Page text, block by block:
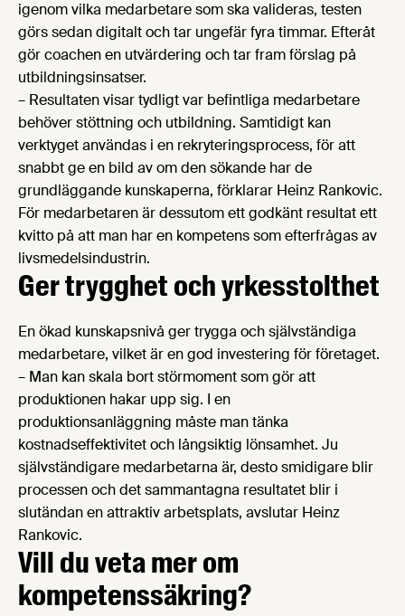
igenom vilka medarbetare som ska valideras, testen
görs sedan digitalt och tar ungefär fyra timmar. Efteråt
gör coachen en utvärdering och tar fram förslag på
utbildningsinsatser.
– Resultaten visar tydligt var befintliga medarbetare
behöver stöttning och utbildning. Samtidigt kan
verktyget användas i en rekryteringsprocess, för att
snabbt ge en bild av om den sökande har de
grundläggande kunskaperna, förklarar Heinz Rankovic.
För medarbetaren är dessutom ett godkänt resultat ett
kvitto på att man har en kompetens som efterfrågas av
livsmedelsindustrin.
Ger trygghet och yrkesstolthet
En ökad kunskapsnivå ger trygga och självständiga
medarbetare, vilket är en god investering för företaget.
– Man kan skala bort störmoment som gör att
produktionen hakar upp sig. I en
produktionsanläggning måste man tänka
kostnadseffektivitet och långsiktig lönsamhet. Ju
självständigare medarbetarna är, desto smidigare blir
processen och det sammantagna resultatet blir i
slutändan en attraktiv arbetsplats, avslutar Heinz
Rankovic.
Vill du veta mer om
kompetenssäkring?